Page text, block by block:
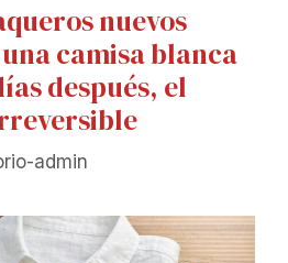
nuevos
camisa blanca
después, el
admin